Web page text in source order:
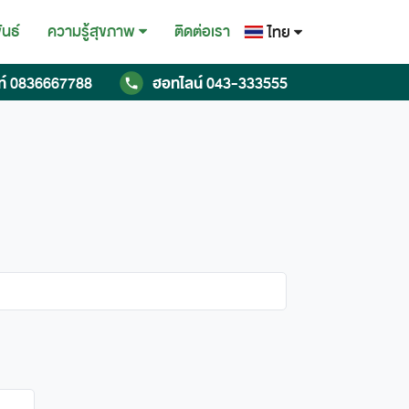
ธ์ ความรู้สุขภาพ ติดต่อเรา ไทย
English
0836667788 ฮอทไลน์043-333555